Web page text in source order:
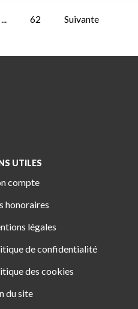
... 62 Suivante
UTILES
compte
honoraires
légales
de confidentialité
des cookies
du site